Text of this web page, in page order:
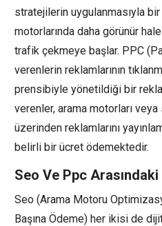
stratejilerin uygulanmasıyla
motorlarında daha görünür
trafik çekmeye başlar. PPC
verenlerin reklamlarının
prensibiyle yönetildiği bir
verenler, arama motorları
üzerinden reklamlarını
belirli bir ücret ödemektedir.
Seo Ve Ppc
Seo (Arama Motoru
Başına Ödeme) her ikisi de